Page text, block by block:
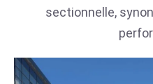
sectionnelle,